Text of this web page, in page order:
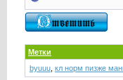
Метки
byuuu, кл норм пизже